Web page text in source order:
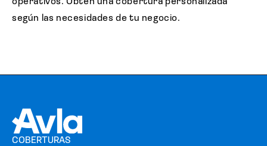
según las necesidades de tu negocio.
COBERTURAS